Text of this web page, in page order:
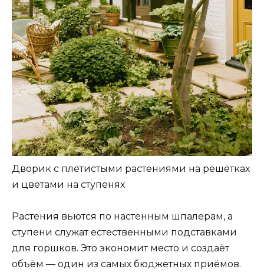
Дворик с плетистыми растениями на решётках
и цветами на ступенях
Растения вьются по настенным шпалерам, а
ступени служат естественными подставками
для горшков. Это экономит место и создаёт
объём — один из самых бюджетных приёмов.